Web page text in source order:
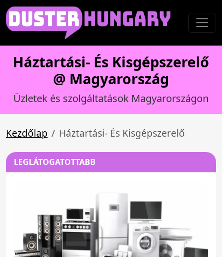
Háztartási- És Kisgépszerelő
@ Magyarország
Üzletek és szolgáltatások Magyarországon
Kezdőlap Háztartási- És Kisgépszerelő
LEGLÁTOGATOTTABB